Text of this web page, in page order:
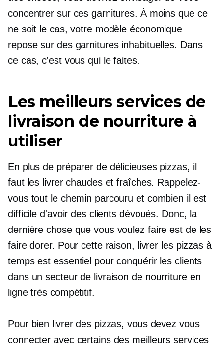
concentrer sur ces garnitures. À moins que ce
ne soit le cas, votre modèle économique
repose sur des garnitures inhabituelles. Dans
ce cas, c'est vous qui le faites.
Les meilleurs services de
livraison de nourriture à
utiliser
En plus de préparer de délicieuses pizzas, il
faut les livrer chaudes et fraîches. Rappelez-
vous tout le chemin parcouru et combien il est
difficile d'avoir des clients dévoués. Donc, la
dernière chose que vous voulez faire est de les
faire dorer. Pour cette raison, livrer les pizzas à
temps est essentiel pour conquérir les clients
dans un secteur de livraison de nourriture en
ligne très compétitif.
Pour bien livrer des pizzas, vous devez vous
connecter avec certains des meilleurs services